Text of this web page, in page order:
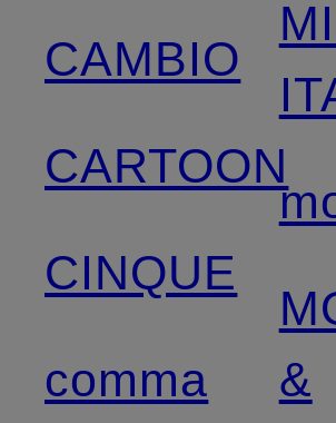
CAMBIO
CARTOON
CINQUE
comma
&